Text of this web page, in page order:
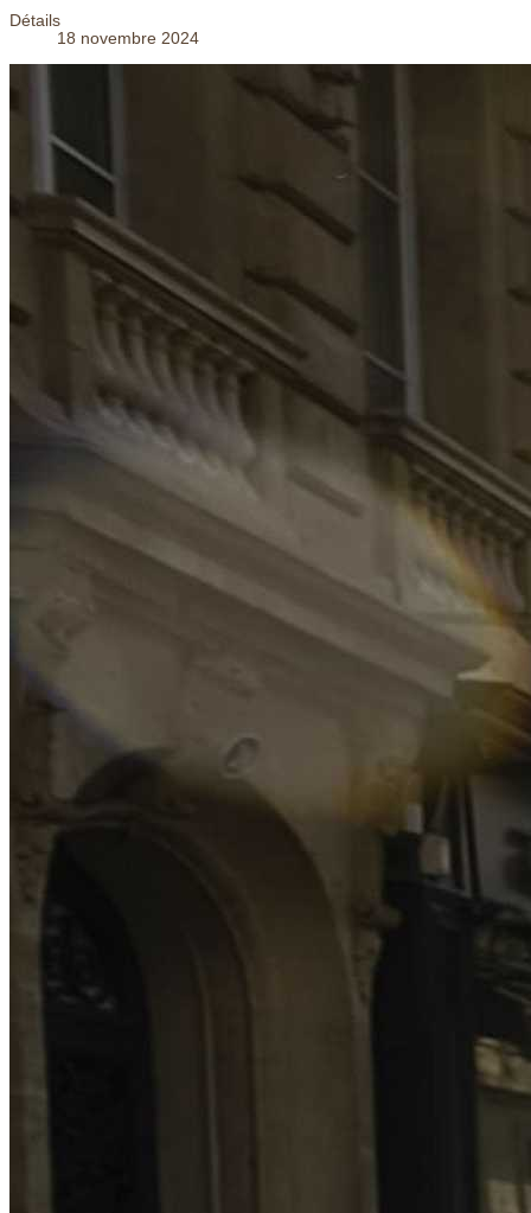
Détails
18 novembre 2024